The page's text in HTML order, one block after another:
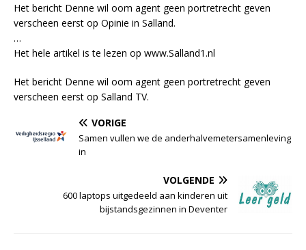
Het bericht Denne wil oom agent geen portretrecht geven
verscheen eerst op Opinie in Salland.
…
Het hele artikel is te lezen op www.Salland1.nl
Het bericht Denne wil oom agent geen portretrecht geven
verscheen eerst op Salland TV.
VORIGE
Samen vullen we de anderhalvemetersamenleving
in
VOLGENDE
600 laptops uitgedeeld aan kinderen uit
bijstandsgezinnen in Deventer